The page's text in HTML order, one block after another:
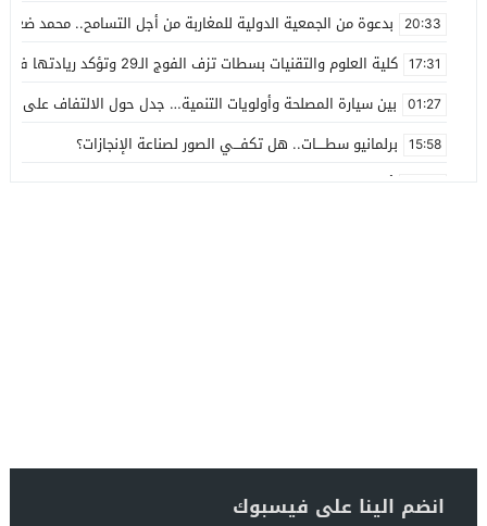
20:33 بدعوة من الجمعية الدولية للمغاربة من أجل التسامح.. محمد
17:31 كلية العلوم والتقنيات بسطات تزف الفوج الـ29 وتؤكد ريادتها في التكوين العلمي
01:27 بين سيارة المصلحة وأولويات التنمية… جدل حول الالتفاف على
15:58 برلمانيو سطــــات.. هل تكفـــي الصور لصناعة الإنجازات؟
أحزاب وهيئات وجمعيات وفعاليات سطات، ما موقفكم من ملف
انضم الينا على فيسبوك